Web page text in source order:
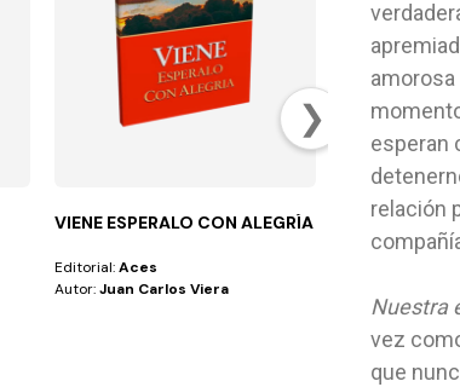
❯
VIENE ESPERALO CON ALEGRÍA
Editorial:Aces
Autor:Juan Carlos Viera
IGLESIA
Como pueblo
fin, nos ha sido
esperan
relación
Nuestra
vez
que